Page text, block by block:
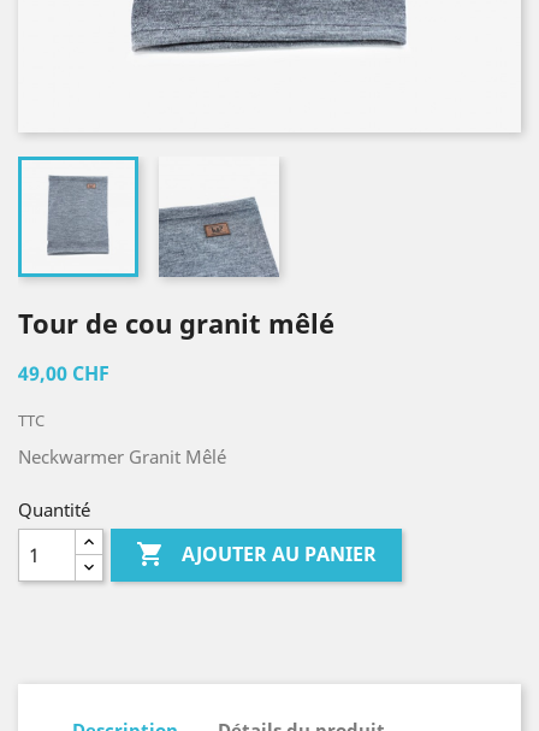
Tour de cou granit mêlé
49,00 CHF
TTC
Neckwarmer Granit Mêlé
Quantité
 AJOUTER AU PANIER